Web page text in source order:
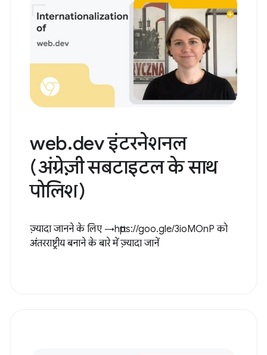
web.dev इंटरनेशनल
(अंग्रेज़ी सबटाइटल के साथ
पोलिश)
ज़्यादा जानने के लिए →https://goo.gle/3ioMOnP को
अंतरराष्ट्रीय बनाने के बारे में ज़्यादा जानें